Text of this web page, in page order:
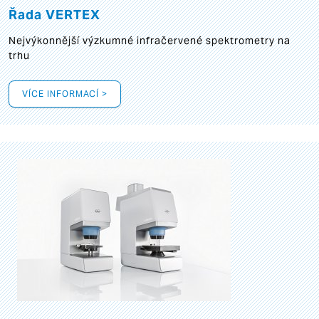
Řada VERTEX
Nejvýkonnější výzkumné infračervené spektrometry na
trhu
VÍCE INFORMACÍ >